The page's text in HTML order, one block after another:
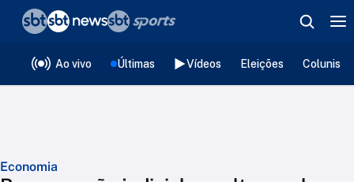
Ao vivo Últimas Vídeos Eleições
Economia
❮voltar
Editorias